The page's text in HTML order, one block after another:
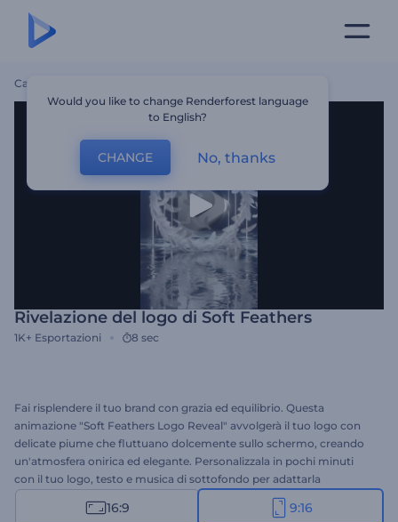
Casa
Rivelazione del logo di Soft Feathers
1K+ Esportazioni 8 sec
Fai risplendere il tuo brand con grazia ed equilibrio. Questa
animazione "Soft Feathers Logo Reveal" avvolgerà il tuo logo con
delicate piume che fluttuano dolcemente sullo schermo, creando
un'atmosfera onirica ed elegante. Personalizzala in pochi minuti
con il tuo logo, testo e musica di sottofondo per adattarla
all'immagine del tuo brand. Ideale per marchi di moda, boutique,
centri estetici e altre presentazioni artistiche. Crea ora e rivela il tuo
16:9 9:16
Would you like to change Renderforest language
to English?
CHANGE No, thanks